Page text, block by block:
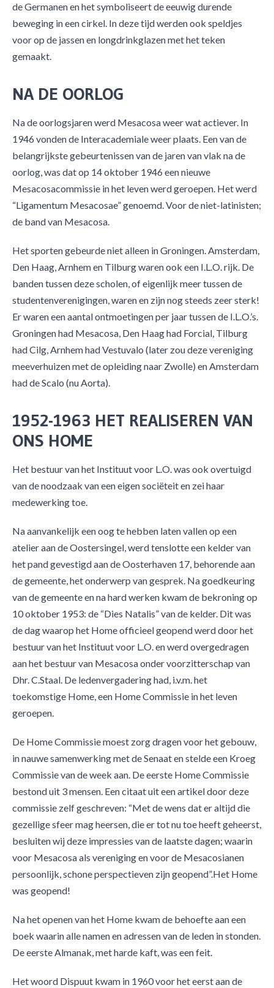
de Germanen en het symboliseert de eeuwig durende
beweging in een cirkel. In deze tijd werden ook speldjes
voor op de jassen en longdrinkglazen met het teken
gemaakt.
NA DE OORLOG
Na de oorlogsjaren werd Mesacosa weer wat actiever. In
1946 vonden de Interacademiale weer plaats. Een van de
belangrijkste gebeurtenissen van de jaren van vlak na de
oorlog, was dat op 14 oktober 1946 een nieuwe
Mesacosacommissie in het leven werd geroepen. Het werd
“Ligamentum Mesacosae” genoemd. Voor de niet-latinisten;
de band van Mesacosa.
Het sporten gebeurde niet alleen in Groningen. Amsterdam,
Den Haag, Arnhem en Tilburg waren ook een I.L.O. rijk. De
banden tussen deze scholen, of eigenlijk meer tussen de
studentenverenigingen, waren en zijn nog steeds zeer sterk!
Er waren een aantal ontmoetingen per jaar tussen de I.L.O.’s.
Groningen had Mesacosa, Den Haag had Forcial, Tilburg
had Cilg, Arnhem had Vestuvalo (later zou deze vereniging
meeverhuizen met de opleiding naar Zwolle) en Amsterdam
had de Scalo (nu Aorta).
1952-1963 HET REALISEREN VAN
ONS HOME
Het bestuur van het Instituut voor L.O. was ook overtuigd
van de noodzaak van een eigen sociëteit en zei haar
medewerking toe.
Na aanvankelijk een oog te hebben laten vallen op een
atelier aan de Oostersingel, werd tenslotte een kelder van
het pand gevestigd aan de Oosterhaven 17, behorende aan
de gemeente, het onderwerp van gesprek. Na goedkeuring
van de gemeente en na hard werken kwam de bekroning op
10 oktober 1953: de “Dies Natalis” van de kelder. Dit was
de dag waarop het Home officieel geopend werd door het
bestuur van het Instituut voor L.O. en werd overgedragen
aan het bestuur van Mesacosa onder voorzitterschap van
Dhr. C.Staal. De ledenvergadering had, i.v.m. het
toekomstige Home, een Home Commissie in het leven
geroepen.
De Home Commissie moest zorg dragen voor het gebouw,
in nauwe samenwerking met de Senaat en stelde een Kroeg
Commissie van de week aan. De eerste Home Commissie
bestond uit 3 mensen. Een citaat uit een artikel door deze
commissie zelf geschreven: “Met de wens dat er altijd die
gezellige sfeer mag heersen, die er tot nu toe heeft geheerst,
besluiten wij deze impressies van de laatste dagen; waarin
voor Mesacosa als vereniging en voor de Mesacosianen
persoonlijk, schone perspectieven zijn geopend”.Het Home
was geopend!
Na het openen van het Home kwam de behoefte aan een
boek waarin alle namen en adressen van de leden in stonden.
De eerste Almanak, met harde kaft, was een feit.
Het woord Dispuut kwam in 1960 voor het eerst aan de